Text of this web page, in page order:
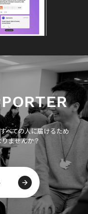
べての人に届けるため
ませんか？